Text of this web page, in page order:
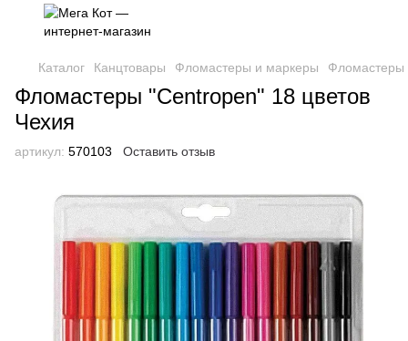
Каталог Канцтовары Фломастеры и маркеры Фломастеры
Фломастеры "Centropen" 18 цветов
Чехия
артикул: 570103 Оставить отзыв